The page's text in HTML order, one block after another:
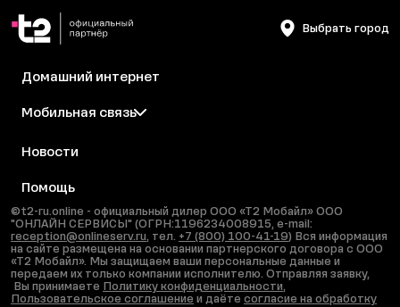
Выбрать город
Домашний интернет
Мобильная связь
Новости
Помощь
©t2-ru.online - официальный дилер ООО «Т2 Мобайл» ООО
"ОНЛАЙН СЕРВИСЫ" (ОГРН:1196234008915, e-mail:
reception@onlineserv.ru, тел. +7 (800) 100-41-19) Вся информация
на сайте размещена на основании партнерского договора с ООО
«Т2 Мобайл». Мы защищаем ваши персональные данные и
передаем их только компании исполнителю. Отправляя заявку,
Вы принимаете Политику конфиденциальности,
Пользовательское соглашение и даёте согласие на обработку